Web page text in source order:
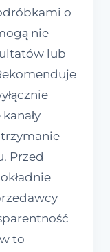
o
nie
lub
Przed
to